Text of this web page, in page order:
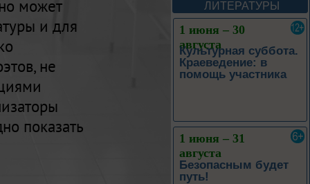
может
и для
не
показать
ЛИТЕРАТУРЫ
1 июня – 30
августа
Культурная суббота.
Краеведение: в
помощь участника
1 июня – 31
августа
Безопасным будет
путь!